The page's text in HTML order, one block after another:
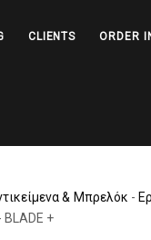
CLIENTS ORDER
& Μπρελόκ -
BLADE +